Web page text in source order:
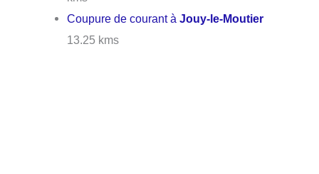
Coupure de courant àJouy-le-Moutier
13.25 kms